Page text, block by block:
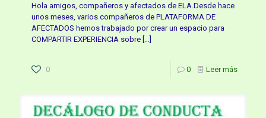
Hola amigos, compañeros y afectados de ELA.Desde hace
unos meses, varios compañeros de PLATAFORMA DE
AFECTADOS hemos trabajado por crear un espacio para
COMPARTIR EXPERIENCIA sobre […]
0 0 Leer más